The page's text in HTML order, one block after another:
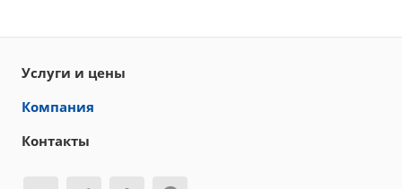
Услуги и цены
Компания
Контакты